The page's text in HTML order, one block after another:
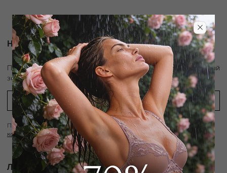
Новости и акции
Подпишитесь на рассылку и получитескидку 10% на первый
заказ
Подписываясь на рассылку вы соглашаетесь с условиямиПолитики
конфиденциальности
Личный ассистент.